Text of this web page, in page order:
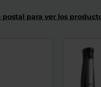
para ver los